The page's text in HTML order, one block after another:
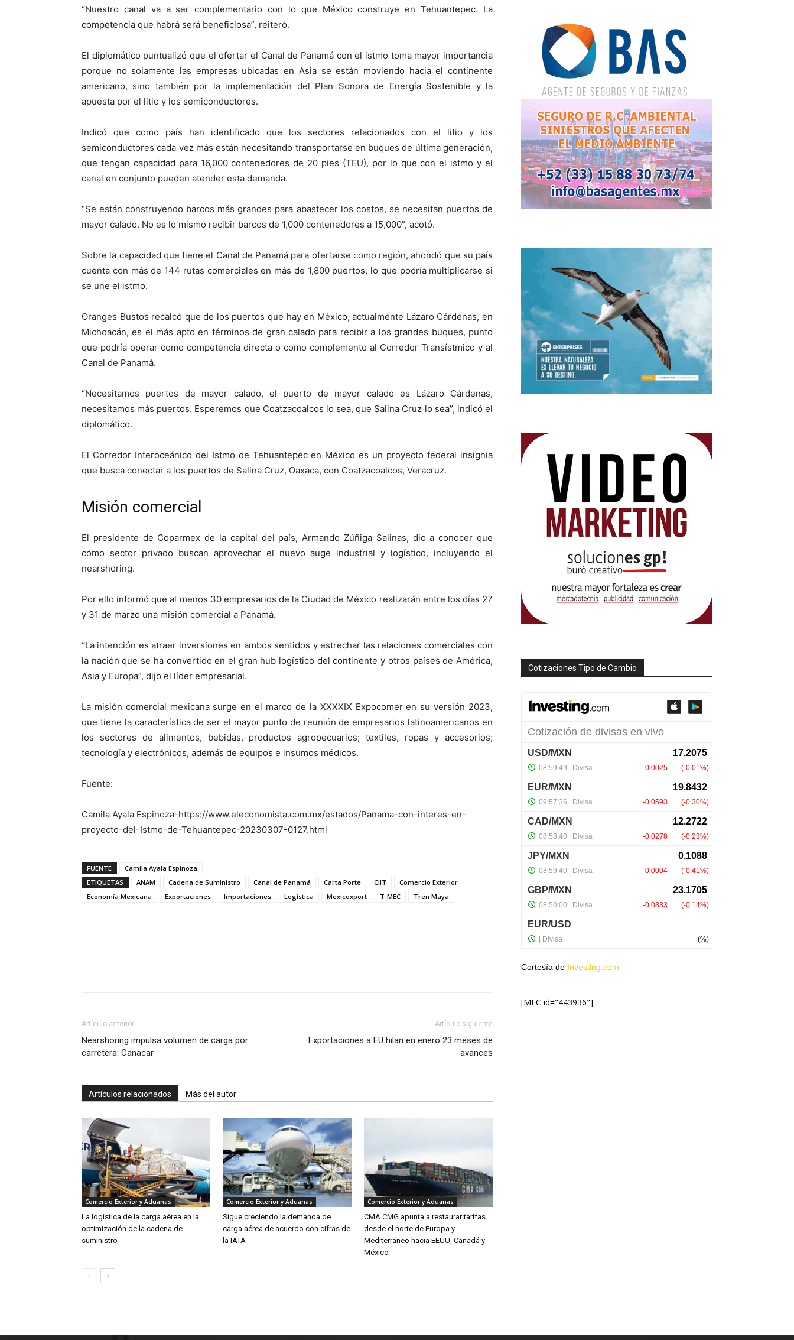
“Nuestro canal va a ser complementario con lo que México construye en Tehuantepec. La
competencia que habrá será beneficiosa”, reiteró.
El diplomático puntualizó que el ofertar el Canal de Panamá con el istmo toma mayor importancia
porque no solamente las empresas ubicadas en Asia se están moviendo hacia el continente
americano, sino también por la implementación del Plan Sonora de Energía Sostenible y la
apuesta por el litio y los semiconductores.
Indicó que como país han identificado que los sectores relacionados con el litio y los
semiconductores cada vez más están necesitando transportarse en buques de última generación,
que tengan capacidad para 16,000 contenedores de 20 pies (TEU), por lo que con el istmo y el
canal en conjunto pueden atender esta demanda.
“Se están construyendo barcos más grandes para abastecer los costos, se necesitan puertos de
mayor calado. No es lo mismo recibir barcos de 1,000 contenedores a 15,000”, acotó.
Sobre la capacidad que tiene el Canal de Panamá para ofertarse como región, ahondó que su país
cuenta con más de 144 rutas comerciales en más de 1,800 puertos, lo que podría multiplicarse si
se une el istmo.
Oranges Bustos recalcó que de los puertos que hay en México, actualmente Lázaro Cárdenas, en
Michoacán, es el más apto en términos de gran calado para recibir a los grandes buques, punto
que podría operar como competencia directa o como complemento al Corredor Transístmico y al
Canal de Panamá.
“Necesitamos puertos de mayor calado, el puerto de mayor calado es Lázaro Cárdenas,
necesitamos más puertos. Esperemos que Coatzacoalcos lo sea, que Salina Cruz lo sea”, indicó el
diplomático.
El Corredor Interoceánico del Istmo de Tehuantepec en México es un proyecto federal insignia
que busca conectar a los puertos de Salina Cruz, Oaxaca, con Coatzacoalcos, Veracruz.
Misión comercial
El presidente de Coparmex de la capital del país, Armando Zúñiga Salinas, dio a conocer que
como sector privado buscan aprovechar el nuevo auge industrial y logístico, incluyendo el
nearshoring.
Por ello informó que al menos 30 empresarios de la Ciudad de México realizarán entre los días 27
y 31 de marzo una misión comercial a Panamá.
“La intención es atraer inversiones en ambos sentidos y estrechar las relaciones comerciales con
la nación que se ha convertido en el gran hub logístico del continente y otros países de América,
Asia y Europa”, dijo el líder empresarial.
La misión comercial mexicana surge en el marco de la XXXXIX Expocomer en su versión 2023,
que tiene la característica de ser el mayor punto de reunión de empresarios latinoamericanos en
los sectores de alimentos, bebidas, productos agropecuarios; textiles, ropas y accesorios;
tecnología y electrónicos, además de equipos e insumos médicos.
Fuente:
Camila Ayala Espinoza-https://www.eleconomista.com.mx/estados/Panama-con-interes-en-
proyecto-del-Istmo-de-Tehuantepec-20230307-0127.html
FUENTE
Camila Ayala Espinoza
ETIQUETAS
ANAM Cadena de Suministro Canal de Panamá Carta Porte CIIT
Comercio Exterior
Economía Mexicana
Exportaciones Importaciones Logística Mexicoxport T-MEC Tren Maya
Artículo anterior
Nearshoring impulsa volumen de carga por
carretera: Canacar
Artículo siguiente
Exportaciones a EU hilan en enero 23 meses de
avances
Artículos relacionados Más del autor
Comercio Exterior y Aduanas
La logística de la carga aérea en la
optimización de la cadena de
suministro
Comercio Exterior y Aduanas
Sigue creciendo la demanda de
carga aérea de acuerdo con cifras de
la IATA
Comercio Exterior y Aduanas
CMA CMG apunta a restaurar tarifas
desde el norte de Europa y
Mediterráneo hacia EEUU, Canadá y
México
Cotizaciones Tipo de Cambio
Cortesía de Investing.com
[MEC id="443936"]